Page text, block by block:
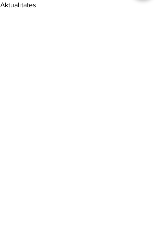
Aktualitātes